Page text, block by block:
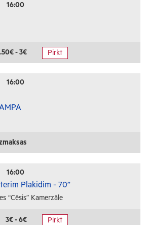
16:00
- 3€ Pirkt
16:00
16:00
Plakidim - 70”
“Cēsis” Kamerzāle
3€ - 6€ Pirkt